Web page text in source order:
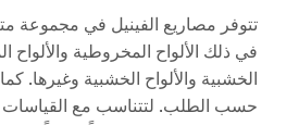
تتوفر مصاريع الفينيل في مجموعة
في ذلك الألواح المخروطية والألواح
الخشبية والألواح الخشبية وغيرها.
حسب الطلب. لتتناسب مع القياسات